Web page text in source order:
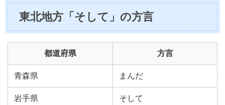
東北地方「そして」の方言
都道府県 方言
青森県 まんだ
岩手県 そして